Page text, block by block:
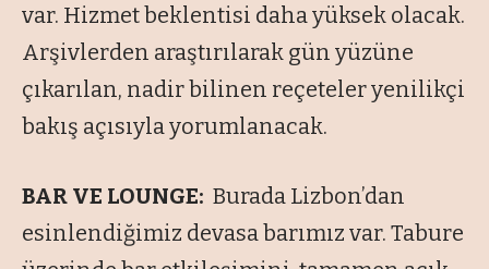
var. Hizmet beklentisi daha yüksek olacak.
Arşivlerden araştırılarak gün yüzüne
çıkarılan, nadir bilinen reçeteler yenilikçi
bakış açısıyla yorumlanacak.
BAR VE LOUNGE: Burada Lizbon’dan
esinlendiğimiz devasa barımız var. Tabure